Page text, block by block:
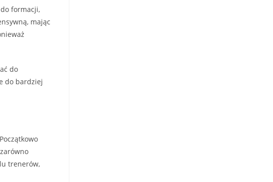
formacji,
mając
do
do bardziej
trenerów,